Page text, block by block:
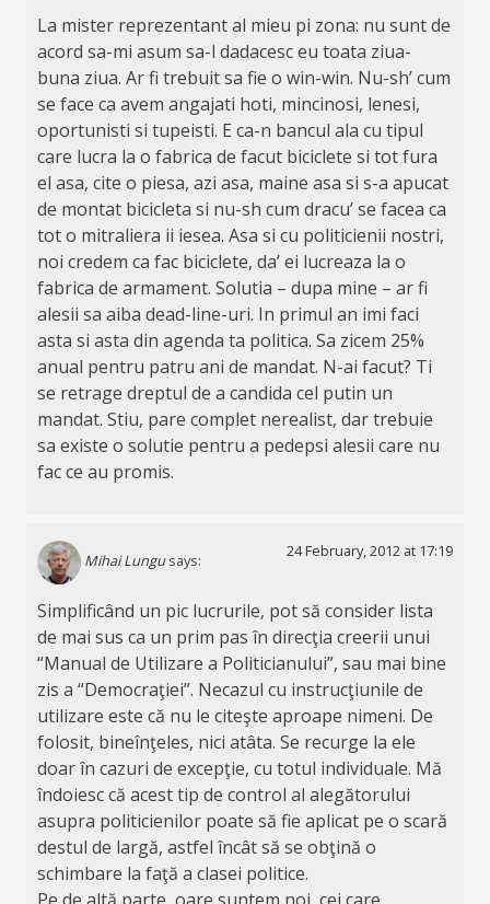
La mister reprezentant al mieu pi zona: nu sunt de
acord sa-mi asum sa-l dadacesc eu toata ziua-
buna ziua. Ar fi trebuit sa fie o win-win. Nu-sh’ cum
se face ca avem angajati hoti, mincinosi, lenesi,
oportunisti si tupeisti. E ca-n bancul ala cu tipul
care lucra la o fabrica de facut biciclete si tot fura
el asa, cite o piesa, azi asa, maine asa si s-a apucat
de montat bicicleta si nu-sh cum dracu’ se facea ca
tot o mitraliera ii iesea. Asa si cu politicienii nostri,
noi credem ca fac biciclete, da’ ei lucreaza la o
fabrica de armament. Solutia – dupa mine – ar fi
alesii sa aiba dead-line-uri. In primul an imi faci
asta si asta din agenda ta politica. Sa zicem 25%
anual pentru patru ani de mandat. N-ai facut? Ti
se retrage dreptul de a candida cel putin un
mandat. Stiu, pare complet nerealist, dar trebuie
sa existe o solutie pentru a pedepsi alesii care nu
fac ce au promis.
Mihai Lungu says:
24 February, 2012 at 17:19
Simplificând un pic lucrurile, pot să consider lista
de mai sus ca un prim pas în direcţia creerii unui
“Manual de Utilizare a Politicianului”, sau mai bine
zis a “Democraţiei”. Necazul cu instrucţiunile de
utilizare este că nu le citeşte aproape nimeni. De
folosit, bineînţeles, nici atâta. Se recurge la ele
doar în cazuri de excepţie, cu totul individuale. Mă
îndoiesc că acest tip de control al alegătorului
asupra politicienilor poate să fie aplicat pe o scară
destul de largă, astfel încât să se obţină o
schimbare la faţă a clasei politice.